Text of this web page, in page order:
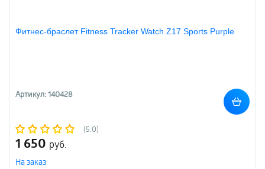
Фитнес-браслет Fitness Tracker Watch Z17 Sports Purple
Артикул: 140428
(5.0)
1 650 руб.
На заказ